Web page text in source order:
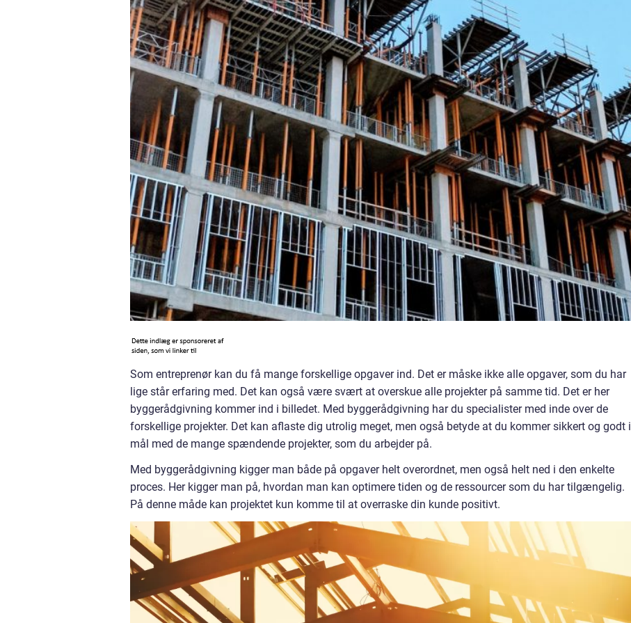
Som entreprenør kan du få mange forskellige opgaver ind. Det er måske ikke alle opgaver, som du har
lige står erfaring med. Det kan også være svært at overskue alle projekter på samme tid. Det er her
byggerådgivning kommer ind i billedet. Med byggerådgivning har du specialister med inde over de
forskellige projekter. Det kan aflaste dig utrolig meget, men også betyde at du kommer sikkert og godt i
mål med de mange spændende projekter, som du arbejder på.
Med byggerådgivning kigger man både på opgaver helt overordnet, men også helt ned i den enkelte
proces. Her kigger man på, hvordan man kan optimere tiden og de ressourcer som du har tilgængelig.
På denne måde kan projektet kun komme til at overraske din kunde positivt.